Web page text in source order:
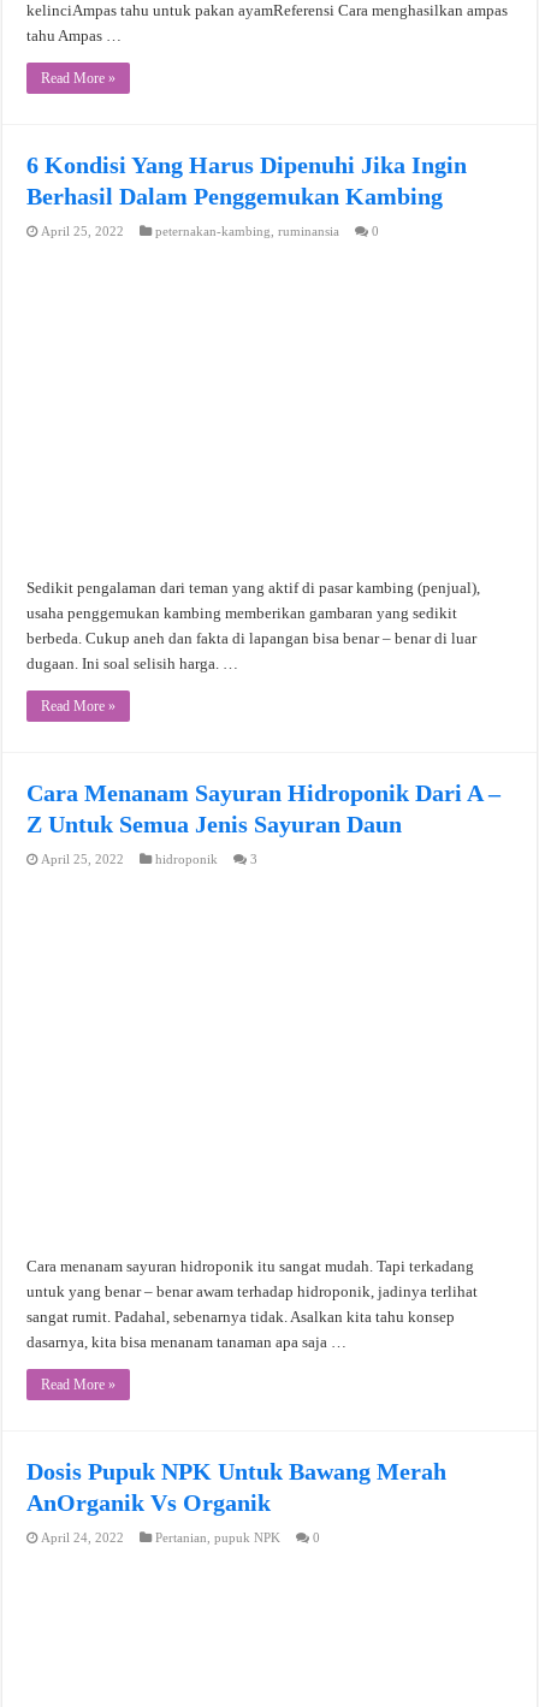
kelinciAmpas tahu untuk pakan ayamReferensi Cara menghasilkan ampas
tahu Ampas …
Read More »
6 Kondisi Yang Harus Dipenuhi Jika Ingin
Berhasil Dalam Penggemukan Kambing
April 25, 2022 peternakan-kambing ,ruminansia 0
Sedikit pengalaman dari teman yang aktif di pasar kambing (penjual),
usaha penggemukan kambing memberikan gambaran yang sedikit
berbeda. Cukup aneh dan fakta di lapangan bisa benar – benar di luar
dugaan. Ini soal selisih harga. …
Read More »
Cara Menanam Sayuran Hidroponik Dari A –
Z Untuk Semua Jenis Sayuran Daun
April 25, 2022 hidroponik 3
Cara menanam sayuran hidroponik itu sangat mudah. Tapi terkadang
untuk yang benar – benar awam terhadap hidroponik, jadinya terlihat
sangat rumit. Padahal, sebenarnya tidak. Asalkan kita tahu konsep
dasarnya, kita bisa menanam tanaman apa saja …
Read More »
Dosis Pupuk NPK Untuk Bawang Merah
AnOrganik Vs Organik
April 24, 2022 Pertanian ,pupuk NPK 0